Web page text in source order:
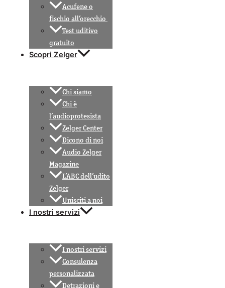
Acufene o
fischio all’orecchio
Test uditivo
gratuito
Scopri Zelger
Chi siamo
Chi è
l’audioprotesista
Zelger Center
Dicono di noi
Audio Zelger
Magazine
L’ABC dell’udito
Zelger
Unisciti a noi
I nostri servizi
I nostri servizi
Consulenza
personalizzata
Detrazioni e